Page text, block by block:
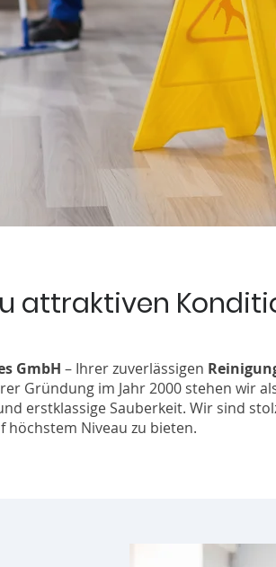
attraktiven
GmbH – Ihrer zuverlässigen
Gründung im Jahr 2000 stehen wir
erstklassige Sauberkeit. Wir sind
höchstem Niveau zu bieten.